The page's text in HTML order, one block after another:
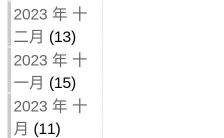
2023 年 十
二月 (13)
2023 年 十
一月 (15)
2023 年 十
月 (11)